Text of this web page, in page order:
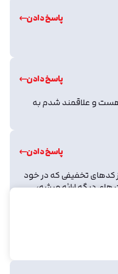
پاسخ دادن
پاسخ دادن
و علاقمند شدم به
پاسخ دادن
کدهای تخفیفی که در خود
های دیگه ارائه میشه،
کاربرانمون معرفی کنیم؟